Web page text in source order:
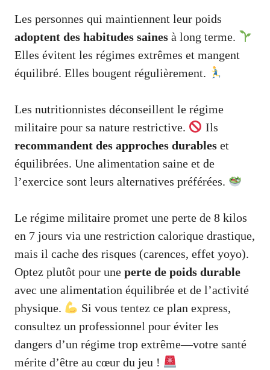
Les personnes qui maintiennent leur poids
adoptent des habitudes saines à long terme.
Elles évitent les régimes extrêmes et mangent
équilibré. Elles bougent régulièrement.
Les nutritionnistes déconseillent le régime
militaire pour sa nature restrictive.
Ils
recommandent des approches durables et
équilibrées. Une alimentation saine et de
l’exercice sont leurs alternatives préférées.
Le régime militaire promet une perte de 8 kilos
en 7 jours via une restriction calorique drastique,
mais il cache des risques (carences, effet yoyo).
Optez plutôt pour une perte de poids durable
avec une alimentation équilibrée et de l’activité
physique.
Si vous tentez ce plan express,
consultez un professionnel pour éviter les
dangers d’un régime trop extrême—votre santé
mérite d’être au cœur du jeu !